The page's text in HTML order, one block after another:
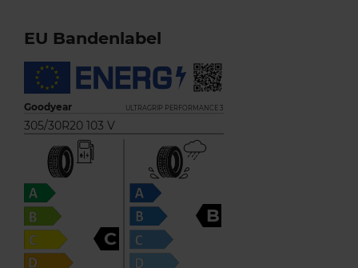
EU Bandenlabel
Goodyear ULTRAGRIP PERFORMANCE 3
305/30R20 103 V
C
B